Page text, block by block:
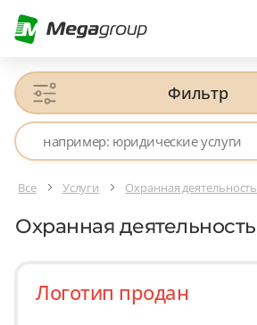
Фильтр
Все Услуги Охранная деятельность
Охранная деятельность
Логотип продан